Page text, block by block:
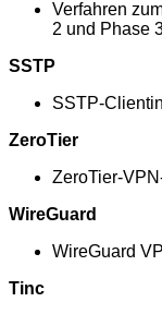
Verfahren
2 und Phase
SSTP
SSTP-
ZeroTier
ZeroTier-
WireGuard
WireGuard
Tinc